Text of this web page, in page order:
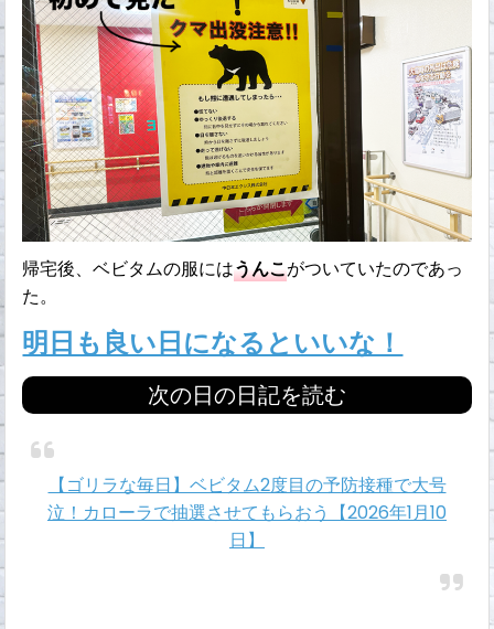
帰宅後、ベビタムの服にはうんこがついていたのであっ
た。
明日も良い日になるといいな！
次の日の日記を読む
【ゴリラな毎日】ベビタム2度目の予防接種で大号
泣！カローラで抽選させてもらおう【2026年1月10
日】